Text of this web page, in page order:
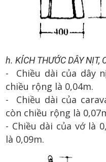
h. KÍCH THƯỚC DÂY NỊT,
- Chiều dài của dây
chiều rộng là 0,04m.
- Chiều dài của
còn chiều rộng là
- Chiều dài của vớ là
là 0,09m.